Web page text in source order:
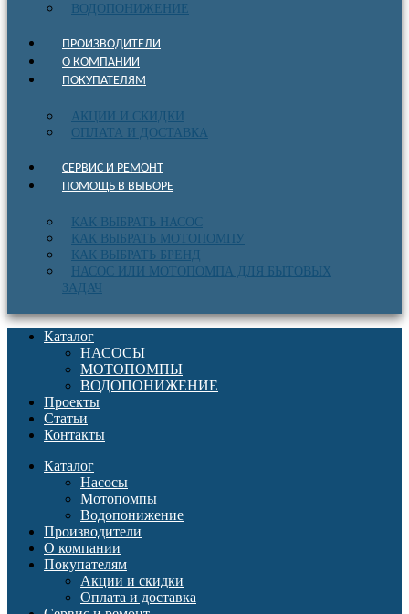
ВОДОПОНИЖЕНИЕ
ПРОИЗВОДИТЕЛИ
О КОМПАНИИ
ПОКУПАТЕЛЯМ
АКЦИИ И СКИДКИ
ОПЛАТА И ДОСТАВКА
СЕРВИС И РЕМОНТ
ПОМОЩЬ В ВЫБОРЕ
КАК ВЫБРАТЬ НАСОС
КАК ВЫБРАТЬ МОТОПОМПУ
КАК ВЫБРАТЬ БРЕНД
НАСОС ИЛИ МОТОПОМПА ДЛЯ БЫТОВЫХ
ЗАДАЧ
Каталог
НАСОСЫ
МОТОПОМПЫ
ВОДОПОНИЖЕНИЕ
Проекты
Статьи
Контакты
Каталог
Насосы
Мотопомпы
Водопонижение
Производители
О компании
Покупателям
Акции и скидки
Оплата и доставка